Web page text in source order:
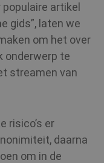
artikel
gids”, laten we
om het over
onderwerp te
streamen van
risico’s er
daarna
om in de